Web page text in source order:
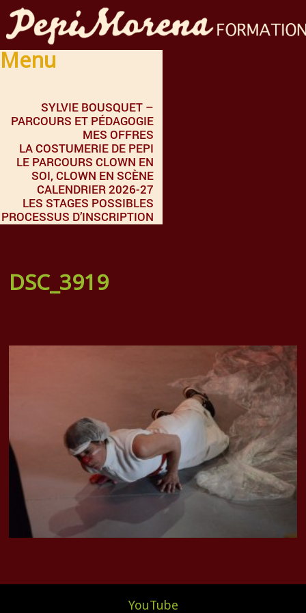
Menu
SYLVIE BOUSQUET –
PARCOURS ET PÉDAGOGIE
MES OFFRES
LA COSTUMERIE DE PEPI
LE PARCOURS CLOWN EN
SOI, CLOWN EN SCÈNE
CALENDRIER 2026-27
LES STAGES POSSIBLES
PROCESSUS D’INSCRIPTION
DSC_3919
YouTube